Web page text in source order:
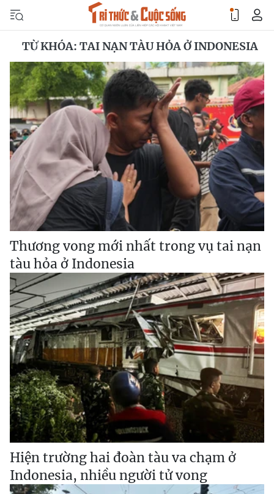
TỪ KHÓA: TAI NẠN TÀU HỎA Ở INDONESIA
Thương vong mới nhất trong vụ tai nạn
tàu hỏa ở Indonesia
Hiện trường hai đoàn tàu va chạm ở
Indonesia, nhiều người tử vong